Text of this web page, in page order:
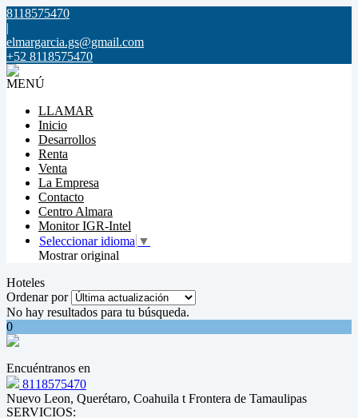
8118575470
|
elmargarcia.gs@gmail.com
+52 8118575470
MENÚ
LLAMAR
Inicio
Desarrollos
Renta
Venta
La Empresa
Contacto
Centro Almara
Monitor IGR-Intel
Seleccionar idioma ▼
Mostrar original
Hoteles
Ordenar por
No hay resultados para tu búsqueda.
0
Encuéntranos en
8118575470
Nuevo Leon, Querétaro, Coahuila t Frontera de Tamaulipas
SERVICIOS: